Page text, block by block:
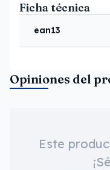
Ficha técnica
ean13
Opiniones del
Este